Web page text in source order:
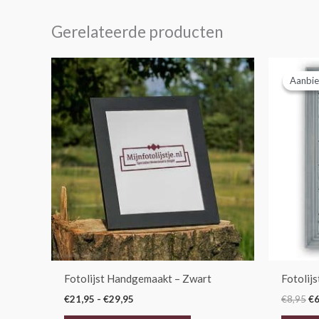
Gerelateerde producten
Fotolijst Handgemaakt – Zwart
€21,95 - €29,95
Prijsklasse:
€21,95
tot
€29,95
Dit
product
heeft
meerdere
variaties.
Deze
optie
kan
gekozen
worden
op
de
€8,95€